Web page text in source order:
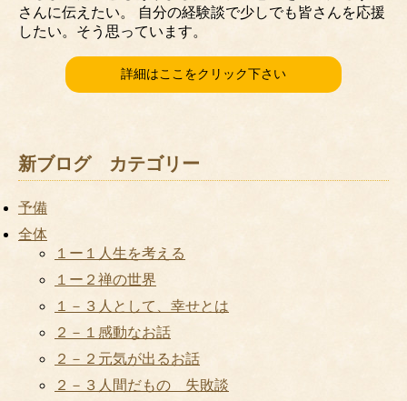
さんに伝えたい。 自分の経験談で少しでも皆さんを応援
したい。そう思っています。
詳細はここをクリック下さい
新ブログ カテゴリー
予備
全体
１ー１人生を考える
１ー２禅の世界
１－３人として、幸せとは
２－１感動なお話
２－２元気が出るお話
２－３人間だもの 失敗談